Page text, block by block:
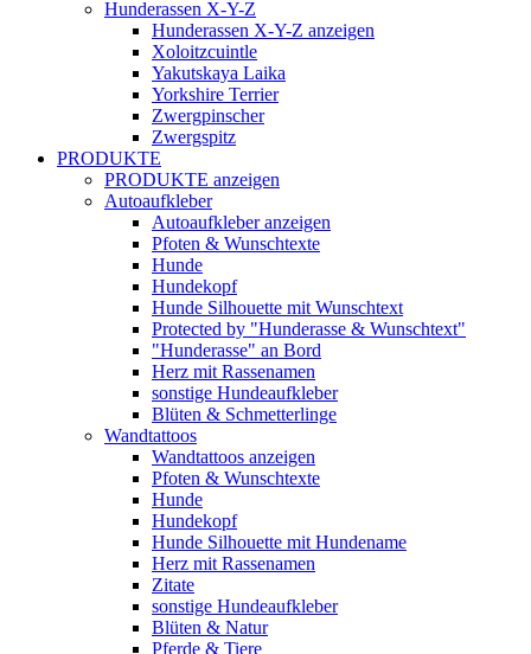
Hunderassen X-Y-Z
Hunderassen X-Y-Z anzeigen
Xoloitzcuintle
Yakutskaya Laika
Yorkshire Terrier
Zwergpinscher
Zwergspitz
PRODUKTE
PRODUKTE anzeigen
Autoaufkleber
Autoaufkleber anzeigen
Pfoten & Wunschtexte
Hunde
Hundekopf
Hunde Silhouette mit Wunschtext
Protected by "Hunderasse & Wunschtext"
"Hunderasse" an Bord
Herz mit Rassenamen
sonstige Hundeaufkleber
Blüten & Schmetterlinge
Wandtattoos
Wandtattoos anzeigen
Pfoten & Wunschtexte
Hunde
Hundekopf
Hunde Silhouette mit Hundename
Herz mit Rassenamen
Zitate
sonstige Hundeaufkleber
Blüten & Natur
Pferde & Tiere